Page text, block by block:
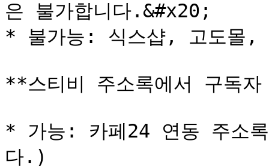
은 불가합니다.&#x20;
* 불가능: 식스샵, 고도몰,
**스티비 주소록에서 구독
* 가능: 카페24 연동 주소
다.)